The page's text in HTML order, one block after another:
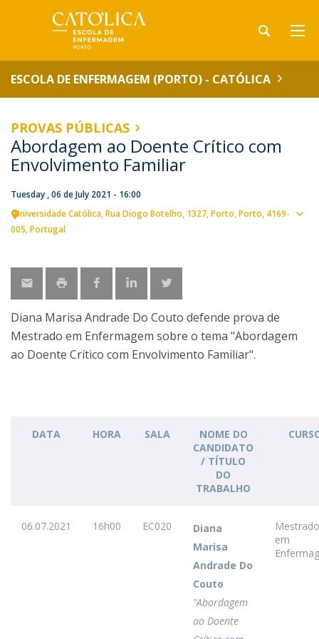
ESCOLA DE ENFERMAGEM (PORTO) - CATÓLICA
PROVAS PÚBLICAS
Abordagem ao Doente Crítico com
Envolvimento Familiar
Tuesday , 06 de July 2021 - 16:00
Universidade Católica Rua Diogo Botelho, 1327 Porto Porto 4169-
005 Portugal
Diana Marisa Andrade Do Couto defende prova de
Mestrado em Enfermagem sobre o tema "Abordagem
ao Doente Crítico com Envolvimento Familiar".
DATA HORA SALA
NOME DO
CANDIDATO
/ TÍTULO
DO
TRABALHO
06.07.2021 16h00 EC020
Diana
Marisa
Andrade Do
Couto
"Abordagem
ao Doente
Mestrado
em